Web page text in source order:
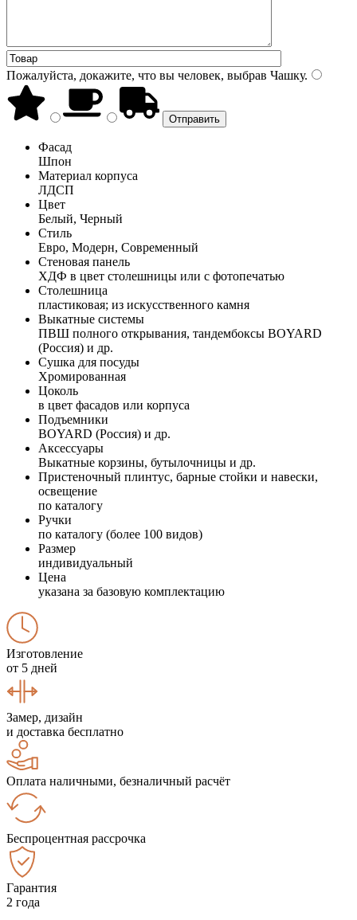
Пожалуйста, докажите, что вы человек, выбрав Чашку.
Фасад
Шпон
Материал корпуса
ЛДСП
Цвет
Белый, Черный
Стиль
Евро, Модерн, Современный
Стеновая панель
ХДФ в цвет столешницы или с фотопечатью
Столешница
пластиковая; из искусственного камня
Выкатные системы
ПВШ полного открывания, тандембоксы BOYARD
(Россия) и др.
Сушка для посуды
Хромированная
Цоколь
в цвет фасадов или корпуса
Подъемники
BOYARD (Россия) и др.
Аксессуары
Выкатные корзины, бутылочницы и др.
Пристеночный плинтус, барные стойки и навески,
освещение
по каталогу
Ручки
по каталогу (более 100 видов)
Размер
индивидуальный
Цена
указана за базовую комплектацию
Изготовление
от 5 дней
Замер, дизайн
и доставка бесплатно
Оплата наличными, безналичный расчёт
Беспроцентная рассрочка
Гарантия
2 года